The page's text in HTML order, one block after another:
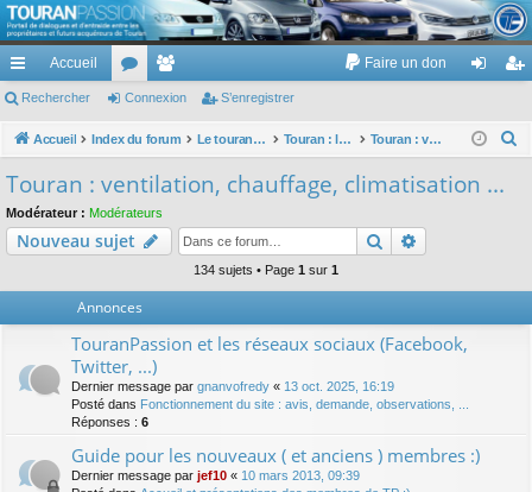
TouranPassion
Le forum des propriétaires ou futurs acquéreurs du Volkswagen Touran
cc
ès
pi
de
Accueil
or
u
e
m
Faire un don
ne nr
Rechercher Connexion S’enregistrer
Accueil Index du forum Le touran dans ses versions I (V1 V2 V3) et II ... Touran : les équipements électriques et électroniques Touran : ventilation, chauffage, climatisation ...
c
Touran : ventilation, chauffage, climatisation ...
Modérateur : Modérateurs
Nouveau sujet Rechercher
134 sujets • Page 1 sur 1
Annonces
TouranPassion et les réseaux sociaux (Facebook,
Twitter, ...)
Dernier message par gnanvofredy « 13 oct. 2025, 16:19
Posté dans Fonctionnement du site : avis, demande, observations, ...
Réponses : 6
Guide pour les nouveaux ( et anciens ) membres :)
Dernier message par jef10 « 10 mars 2013, 09:39